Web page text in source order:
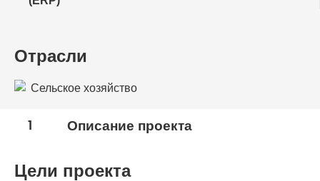
Отрасли
Сельское хозяйство
1 Описание проекта
Цели проекта